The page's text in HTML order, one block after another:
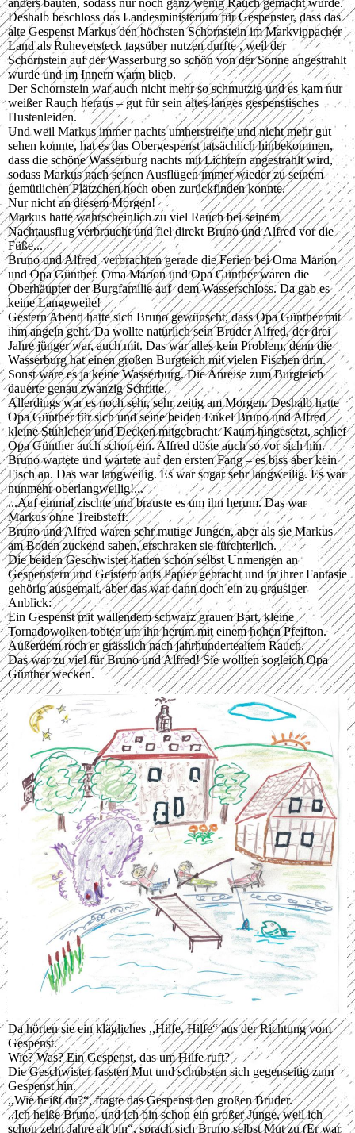
anders bauten, sodass nur noch ganz wenig Rauch gemacht wurde.
Deshalb beschloss das Landesministerium für Gespenster, dass das
alte Gespenst Markus den höchsten Schornstein im Markvippacher
Land als Ruheversteck tagsüber nutzen durfte , weil der
Schornstein auf der Wasserburg so schön von der Sonne angestrahlt
wurde und im Innern warm blieb.
Der Schornstein war auch nicht mehr so schmutzig und es kam nur
weißer Rauch heraus – gut für sein altes langes gespenstisches
Hustenleiden.
Und weil Markus immer nachts umherstreifte und nicht mehr gut
sehen konnte, hat es das Obergespenst tatsächlich hinbekommen,
dass die schöne Wasserburg nachts mit Lichtern angestrahlt wird,
sodass Markus nach seinen Ausflügen immer wieder zu seinem
gemütlichen Plätzchen hoch oben zurückfinden konnte.
Nur nicht an diesem Morgen!
Markus hatte wahrscheinlich zu viel Rauch bei seinem
Nachtausflug verbraucht und fiel direkt Bruno und Alfred vor die
Füße...
Bruno und Alfred verbrachten gerade die Ferien bei Oma Marion
und Opa Günther. Oma Marion und Opa Günther waren die
Oberhäupter der Burgfamilie auf dem Wasserschloss. Da gab es
keine Langeweile!
Gestern Abend hatte sich Bruno gewünscht, dass Opa Günther mit
ihm angeln geht. Da wollte natürlich sein Bruder Alfred, der drei
Jahre jünger war, auch mit. Das war alles kein Problem, denn die
Wasserburg hat einen großen Burgteich mit vielen Fischen drin.
Sonst wäre es ja keine Wasserburg. Die Anreise zum Burgteich
dauerte genau zwanzig Schritte.
Allerdings war es noch sehr, sehr zeitig am Morgen. Deshalb hatte
Opa Günther für sich und seine beiden Enkel Bruno und Alfred
kleine Stühlchen und Decken mitgebracht. Kaum hingesetzt, schlief
Opa Günther auch schon ein. Alfred döste auch so vor sich hin.
Bruno wartete und wartete auf den ersten Fang – es biss aber kein
Fisch an. Das war langweilig. Es war sogar sehr langweilig. Es war
nunmehr oberlangweilig!...
...Auf einmal zischte und brauste es um ihn herum. Das war
Markus ohne Treibstoff.
Bruno und Alfred waren sehr mutige Jungen, aber als sie Markus
am Boden zuckend sahen, erschraken sie fürchterlich.
Die beiden Geschwister hatten schon selbst Unmengen an
Gespenstern und Geistern aufs Papier gebracht und in ihrer Fantasie
gehörig ausgemalt, aber das war dann doch ein zu grausiger
Anblick:
Ein Gespenst mit wallendem schwarz grauen Bart, kleine
Tornadowolken tobten um ihn herum mit einem hohen Pfeifton.
Außerdem roch er grässlich nach jahrhundertealtem Rauch.
Das war zu viel für Bruno und Alfred! Sie wollten sogleich Opa
Günther wecken.
Da hörten sie ein klägliches ,,Hilfe, Hilfe“ aus der Richtung vom
Gespenst.
Wie? Was? Ein Gespenst, das um Hilfe ruft?
Die Geschwister fassten Mut und schubsten sich gegenseitig zum
Gespenst hin.
,,Wie heißt du?“, fragte das Gespenst den großen Bruder.
,,Ich heiße Bruno, und ich bin schon ein großer Junge, weil ich
schon zehn Jahre alt bin“, sprach sich Bruno selbst Mut zu (Er war